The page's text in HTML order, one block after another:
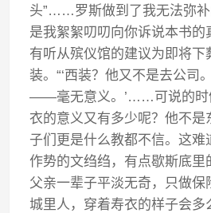
头”……罗斯做到了我无法弥
是我絮絮叨叨向你诉说本书的
有听从殡仪馆的建议为即将下
装。“‘西装？他又不是去公司
——毫无意义。’……可说的时
衣的意义又有多少呢？他不是
子们更是什么教都不信。这难
作势的文绉绉，有点歇斯底里
父亲一辈子平淡无奇，只做保
城里人，穿着寿衣的样子会多